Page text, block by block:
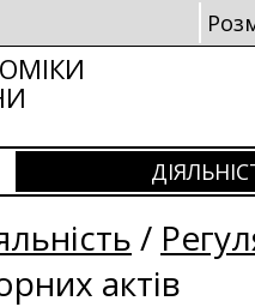
/
актів